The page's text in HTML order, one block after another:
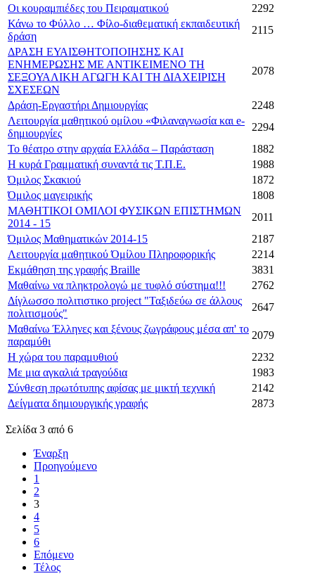
Οι κουραμπιέδες του Πειραματικού
2292
Κάνω το Φύλλο … Φίλο-διαθεματική εκπαιδευτική
δράση
2115
ΔΡΑΣΗ ΕΥΑΙΣΘΗΤΟΠΟΙΗΣΗΣ ΚΑΙ
ΕΝΗΜΕΡΩΣΗΣ ΜΕ ΑΝΤΙΚΕΙΜΕΝΟ ΤΗ
ΣΕΞΟΥΑΛΙΚΗ ΑΓΩΓΗ ΚΑΙ ΤΗ ΔΙΑΧΕΙΡΙΣΗ
ΣΧΕΣΕΩΝ
2078
Δράση-Εργαστήρι Δημιουργίας
2248
Λειτουργία μαθητικού ομίλου «Φιλαναγνωσία και e-
δημιουργίες
2294
Το θέατρο στην αρχαία Ελλάδα – Παράσταση
1882
Η κυρά Γραμματική συναντά τις Τ.Π.Ε.
1988
Όμιλος Σκακιού
1872
Όμιλος μαγειρικής
1808
ΜΑΘΗΤΙΚΟΙ ΟΜΙΛΟΙ ΦΥΣΙΚΩΝ ΕΠΙΣΤΗΜΩΝ
2014 - 15
2011
Όμιλος Μαθηματικών 2014-15
2187
Λειτουργία μαθητικού Όμίλου Πληροφορικής
2214
Εκμάθηση της γραφής Braille
3831
Μαθαίνω να πληκτρολογώ με τυφλό σύστημα!!!
2762
Δίγλωσσο πολιτιστικο project "Ταξιδεύω σε άλλους
πολιτισμούς"
2647
Μαθαίνω Έλληνες και ξένους ζωγράφους μέσα απ' το
παραμύθι
2079
Η χώρα του παραμυθιού
2232
Με μια αγκαλιά τραγούδια
1983
Σύνθεση πρωτότυπης αφίσας με μικτή τεχνική
2142
Δείγματα δημιουργικής γραφής
2873
Σελίδα 3 από 6
Έναρξη
Προηγούμενο
1
2
3
4
5
6
Επόμενο
Τέλος